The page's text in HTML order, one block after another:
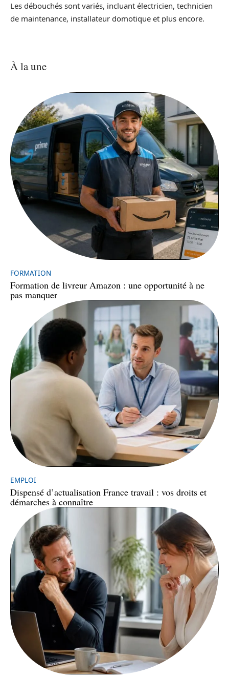
Les débouchés sont variés, incluant électricien, technicien
de maintenance, installateur domotique et plus encore.
À la une
FORMATION
Formation de livreur Amazon : une opportunité à ne
pas manquer
EMPLOI
Dispensé d’actualisation France travail : vos droits et
démarches à connaître